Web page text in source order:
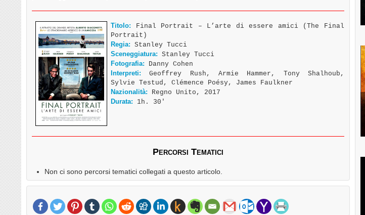
Titolo: Final Portrait – L’arte di essere amici (The Final
Portrait)
Regia: Stanley Tucci
Sceneggiatura: Stanley Tucci
Fotografia: Danny Cohen
Interpreti: Geoffrey Rush, Armie Hammer, Tony Shalhoub,
Sylvie Testud, Clémence Poésy, James Faulkner
Nazionalità: Regno Unito, 2017
Durata: 1h. 30′
Percorsi Tematici
Non ci sono percorsi tematici collegati a questo articolo.